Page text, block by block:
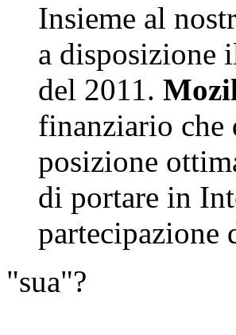
Insieme al
a disposizione
del 2011.
finanziario che
posizione
di portare in
partecipazione
"sua"?